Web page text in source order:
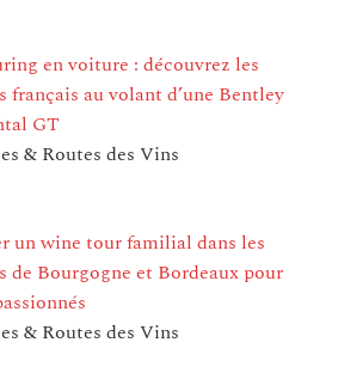
en voiture : découvrez les
français au volant d’une Bentley
GT
& Routes des Vins
un wine tour familial dans les
de Bourgogne et Bordeaux pour
& Routes des Vins